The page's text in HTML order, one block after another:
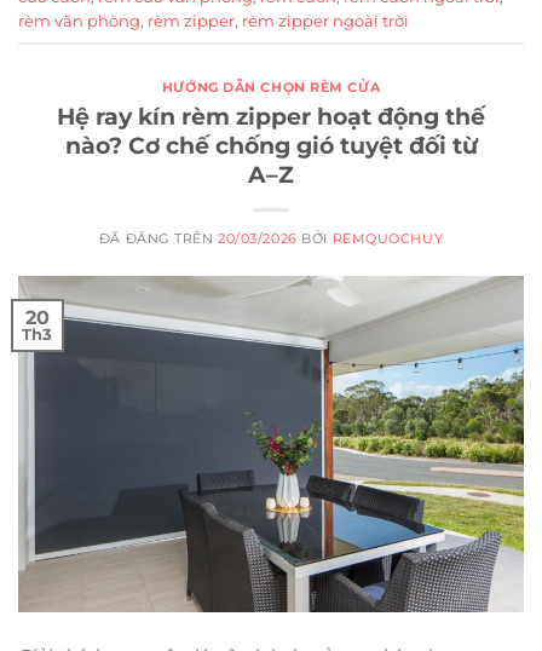
rèm văn phòng, rèm zipper, rèm zipper ngoài trời
HƯỚNG DẪN CHỌN RÈM CỬA
Hệ ray kín rèm zipper hoạt động thế
nào? Cơ chế chống gió tuyệt đối từ
A–Z
ĐÃ ĐĂNG TRÊN20/03/2026 BỞI REMQUOCHUY
20
Th3